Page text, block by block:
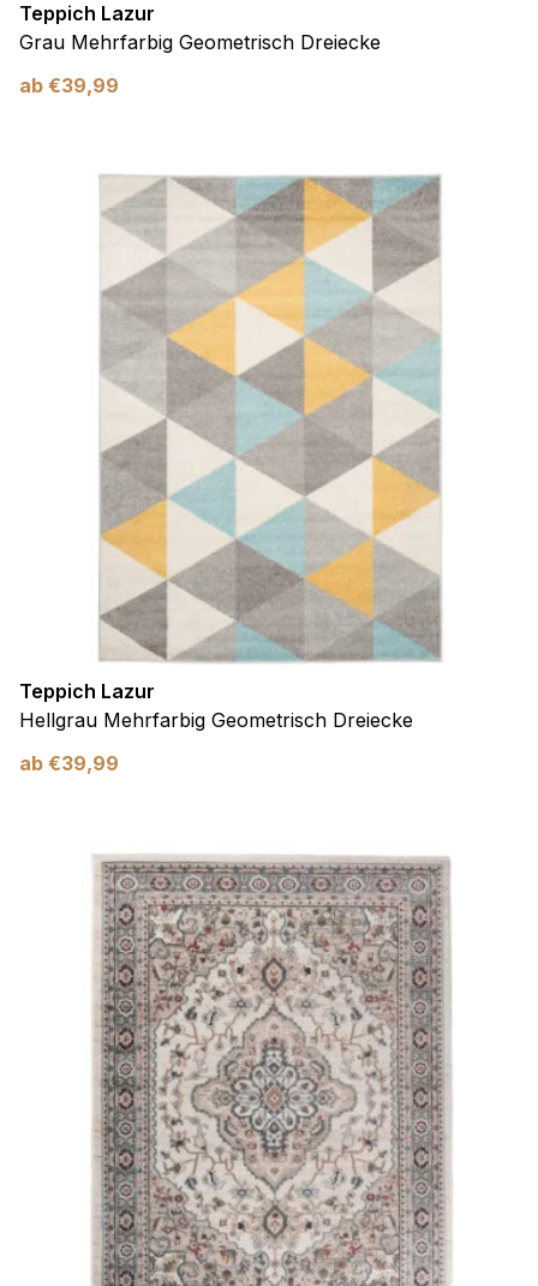
Teppich Lazur
Grau Mehrfarbig Geometrisch Dreiecke
ab €39,99
Teppich Lazur
Hellgrau Mehrfarbig Geometrisch Dreiecke
ab €39,99